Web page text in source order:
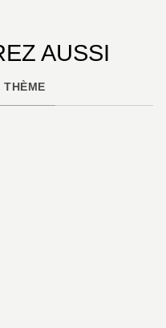
AUSSI
THÈME